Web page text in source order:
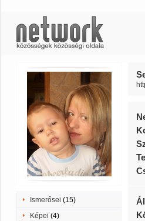
Ismerősei (15)
Képei (4)